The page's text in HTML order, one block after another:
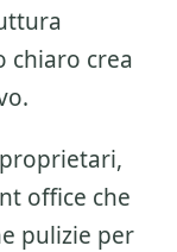
chiaro crea
office che
pulizie per